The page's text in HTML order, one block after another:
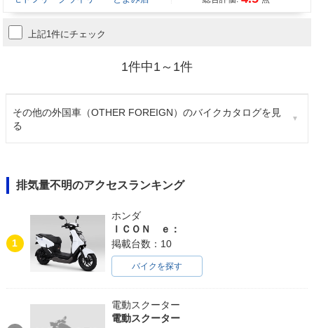
上記1件にチェック
1件中1～1件
その他の外国車（OTHER FOREIGN）のバイクカタログを見
る
排気量不明のアクセスランキング
1
ホンダ
ＩＣＯＮ ｅ：
掲載台数：10
バイクを探す
電動スクーター
電動スクーター